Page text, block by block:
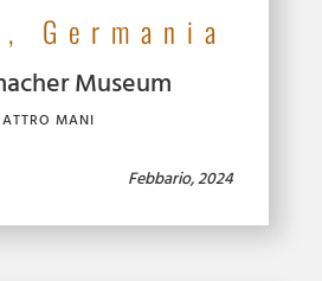
Germania
Museum
MANI
Febbario, 2024